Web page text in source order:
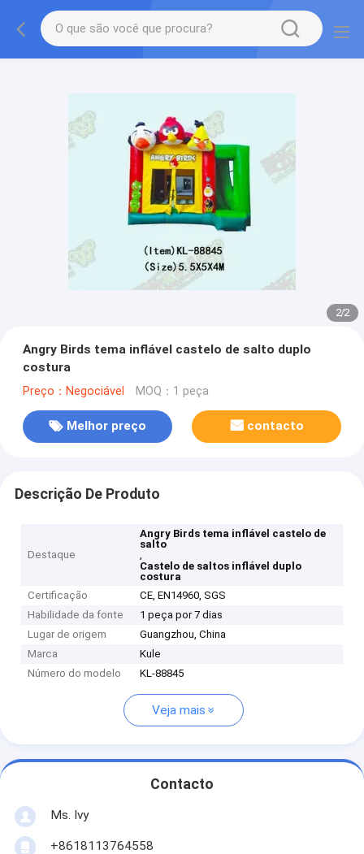
2/2
Angry Birds tema inflável castelo de salto duplo
costura
Preço：Negociável MOQ：1 peça
Melhor preço contacto
Descrição De Produto
Destaque
Angry Birds tema inflável castelo de
salto
,
Castelo de saltos inflável duplo
costura
Certificação
CE, EN14960, SGS
Habilidade da fonte
1 peça por 7 dias
Lugar de origem
Guangzhou, China
Marca
Kule
Número do modelo
KL-88845
Veja mais
Contacto
Ms. Ivy
+8618113764558